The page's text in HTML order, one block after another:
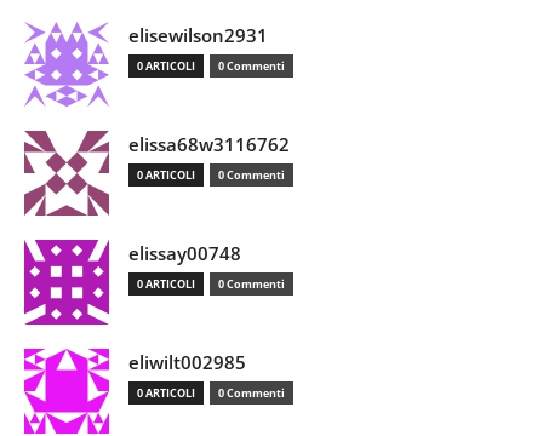
elisewilson2931
0 ARTICOLI 0 Commenti
elissa68w3116762
0 ARTICOLI 0 Commenti
elissay00748
0 ARTICOLI 0 Commenti
eliwilt002985
0 ARTICOLI 0 Commenti